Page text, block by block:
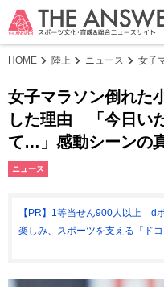
HOME 陸上 ニュース 女子
女子マラソン倒れた
した理由 「今日い
て…」感動シーンの
ニュース
【PR】1等当せん900人以上 d
楽しみ、スポーツを支える「ド